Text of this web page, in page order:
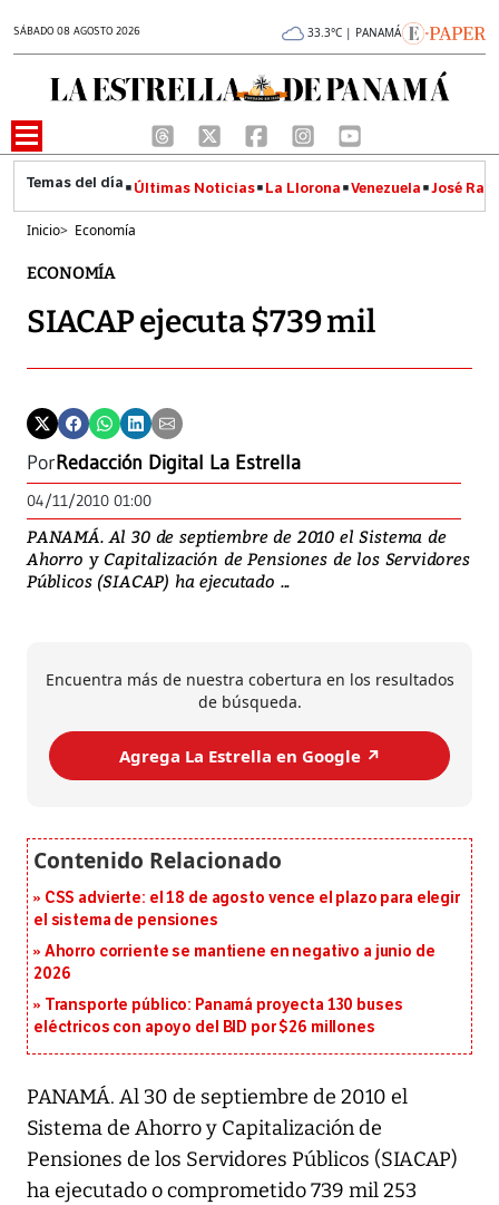
SÁBADO 08 AGOSTO 2026 33.3°C | PANAMÁ
Últimas Noticias La Llorona Venezuela José
Inicio> Economía
ECONOMÍA
SIACAP ejecuta $739 mil
PorRedacción Digital La Estrella
04/11/2010 01:00
PANAMÁ. Al 30 de septiembre de 2010 el Sistema de
Ahorro y Capitalización de Pensiones de los Servidores
Públicos (SIACAP) ha ejecutado ...
Encuentra más de nuestra cobertura en los resultados
de búsqueda.
Agrega La Estrella en Google ↗️
CSS advierte: el 18 de agosto vence el plazo para elegir
el sistema de pensiones
Ahorro corriente se mantiene en negativo a junio de
2026
Transporte público: Panamá proyecta 130 buses
eléctricos con apoyo del BID por $26 millones
PANAMÁ. Al 30 de septiembre de 2010 el
Sistema de Ahorro y Capitalización de
Pensiones de los Servidores Públicos (SIACAP)
ha ejecutado o comprometido 739 mil 253